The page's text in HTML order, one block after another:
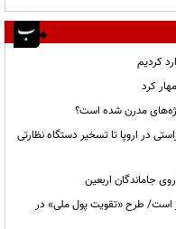
کرد
مدرن شده است؟
در اروپا تا تسخیر دستگاه نظارتی
جاماندگان اربعین
است/ طرح «تقویت پول ملی» در